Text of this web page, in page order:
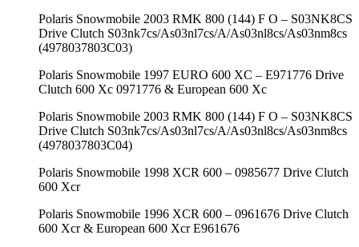
Polaris Snowmobile 2003 RMK 800 (144) F O – S03NK8CS
Drive Clutch S03nk7cs/As03nl7cs/A/As03nl8cs/As03nm8cs
(4978037803C03)
Polaris Snowmobile 1997 EURO 600 XC – E971776 Drive
Clutch 600 Xc 0971776 & European 600 Xc
Polaris Snowmobile 2003 RMK 800 (144) F O – S03NK8CS
Drive Clutch S03nk7cs/As03nl7cs/A/As03nl8cs/As03nm8cs
(4978037803C04)
Polaris Snowmobile 1998 XCR 600 – 0985677 Drive Clutch
600 Xcr
Polaris Snowmobile 1996 XCR 600 – 0961676 Drive Clutch
600 Xcr & European 600 Xcr E961676